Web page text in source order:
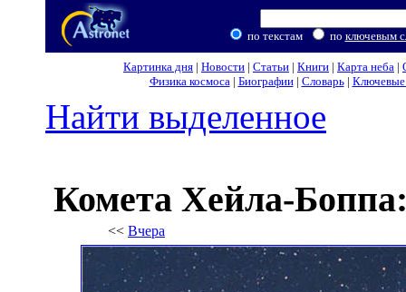
по текстам по ключевым
Картинка дня | Новости | Статьи | Книги | Карта неба |
Физика космоса| Биографии| Словарь| Ключевые
Найти выделенное
Комета Хейла-
<< Вчера